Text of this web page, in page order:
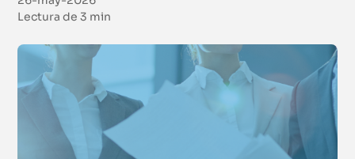
Lectura de3 min